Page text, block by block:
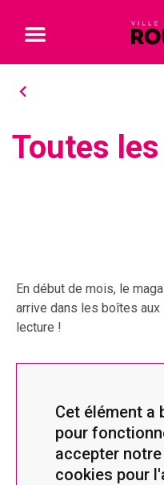
Toutes
En début de mois, le
arrive dans les boîtes
lecture !
Cet élément a
pour
accepter
cookies pour